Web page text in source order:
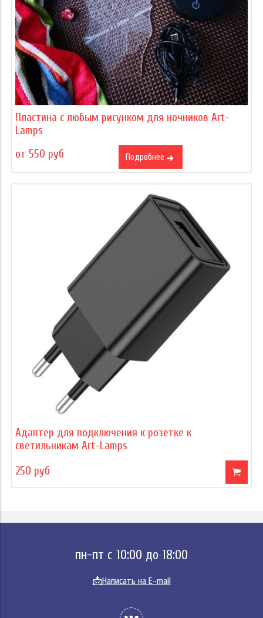
Пластина с любым рисунком для ночников Art-
Lamps
от 550 руб
Подробнее
Адаптер для подключения к розетке к
светильникам Art-Lamps
250 руб
пн-пт с 10:00 до 18:00
📩Написать на E-mail